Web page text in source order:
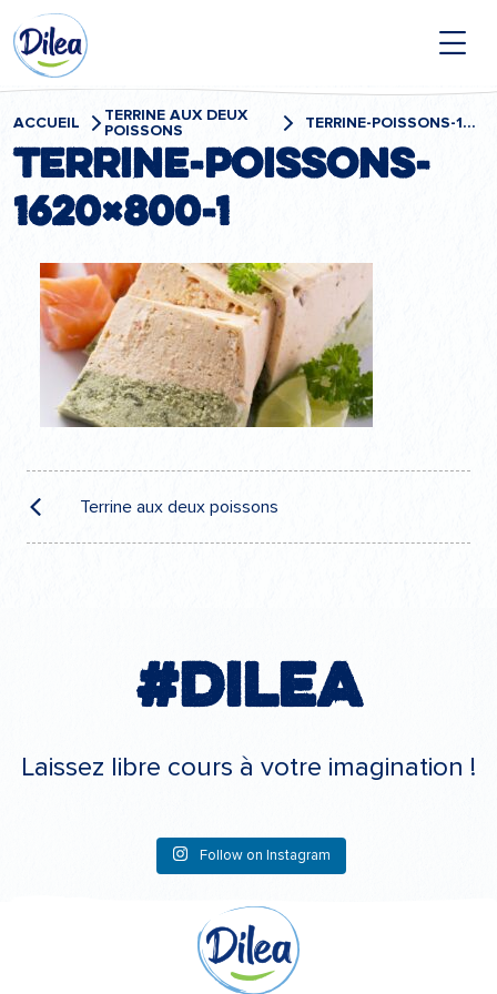
Passer
au
contenu
Dilea
Zero
Lactose
ACCUEIL
TERRINE AUX DEUX
POISSONS
TERRINE-POISSONS-1620×800-1
terrine-poissons-
1620×800-1
Navigation
de
l’article
Terrine aux deux poissons
#Dilea
Laissez libre cours à votre imagination !
Follow on Instagram